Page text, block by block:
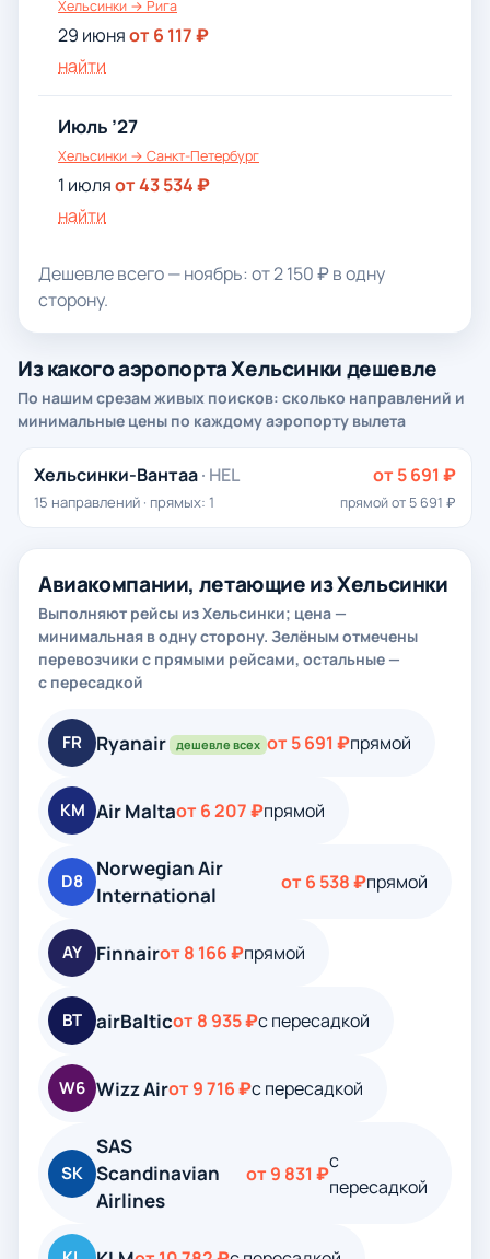
Хельсинки → Рига
29 июняот 6 117 ₽
найти
Июль ’27
Хельсинки → Санкт-Петербург
1 июляот 43 534 ₽
найти
Дешевле всего — ноябрь: от 2 150 ₽ в одну
сторону.
Из какого аэропорта Хельсинки дешевле
По нашим срезам живых поисков: сколько направлений и
минимальные цены по каждому аэропорту вылета
Хельсинки-Вантаа· HEL
15 направлений · прямых: 1
от 5 691 ₽
прямой от 5 691 ₽
Авиакомпании, летающие из Хельсинки
Выполняют рейсы из Хельсинки; цена —
минимальная в одну сторону. Зелёным отмечены
перевозчики с прямыми рейсами, остальные —
с пересадкой
FR Ryanair дешевле всех от 5 691 ₽прямой
KM Air Maltaот 6 207 ₽прямой
D8
Norwegian Air
International
от 6 538 ₽прямой
AY Finnairот 8 166 ₽прямой
BT airBalticот 8 935 ₽с пересадкой
W6 Wizz Airот 9 716 ₽с пересадкой
SK
SAS
Scandinavian
Airlines
от 9 831 ₽
с
пересадкой